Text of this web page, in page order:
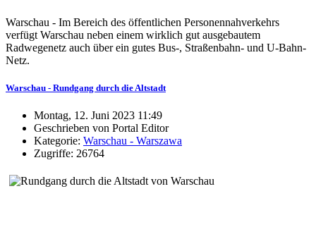
Warschau - Im Bereich des öffentlichen Personennahverkehrs
verfügt Warschau neben einem wirklich gut ausgebautem
Radwegenetz auch über ein gutes Bus-, Straßenbahn- und U-Bahn-
Netz.
Warschau - Rundgang durch die Altstadt
Montag, 12. Juni 2023 11:49
Geschrieben von Portal Editor
Kategorie: Warschau - Warszawa
Zugriffe: 26764